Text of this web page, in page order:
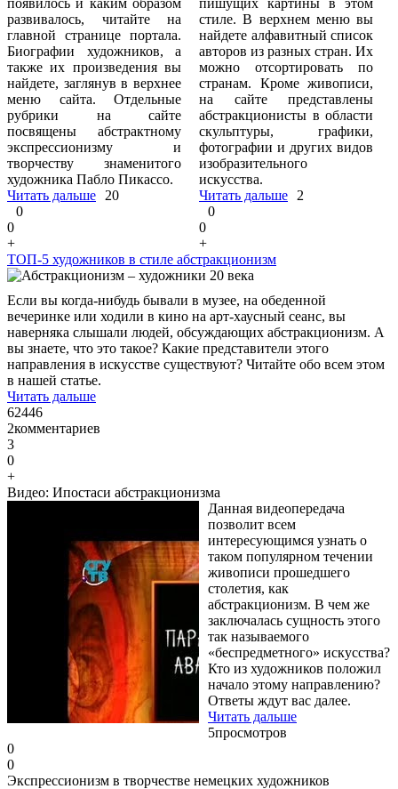
развивалось, читайте на
главной странице портала.
Биографии художников, а
также их произведения вы
найдете, заглянув в верхнее
меню сайта. Отдельные
рубрики на сайте
посвящены абстрактному
экспрессионизму и
творчеству знаменитого
художника Пабло Пикассо.
Читать дальше
20
0
0
+
стиле. В верхнем меню вы
найдете алфавитный список
авторов из разных стран. Их
можно отсортировать по
странам. Кроме живописи,
на сайте представлены
абстракционисты в области
скульптуры, графики,
фотографии и других видов
изобразительного
искусства.
Читать дальше
2
0
0
+
ТОП-5 художников в стиле абстракционизм
Если вы когда-нибудь бывали в музее, на обеденной
вечеринке или ходили в кино на арт-хаусный сеанс, вы
наверняка слышали людей, обсуждающих абстракционизм. А
вы знаете, что это такое? Какие представители этого
направления в искусстве существуют? Читайте обо всем этом
в нашей статье.
Читать дальше
62446
2комментариев
3
0
+
Видео: Ипостаси абстракционизма
Данная видеопередача
позволит всем
интересующимся узнать о
таком популярном течении
живописи прошедшего
столетия, как
абстракционизм. В чем же
заключалась сущность этого
так называемого
«беспредметного» искусства?
Кто из художников положил
начало этому направлению?
Ответы ждут вас далее.
Читать дальше
5просмотров
0
0
Экспрессионизм в творчестве немецких художников